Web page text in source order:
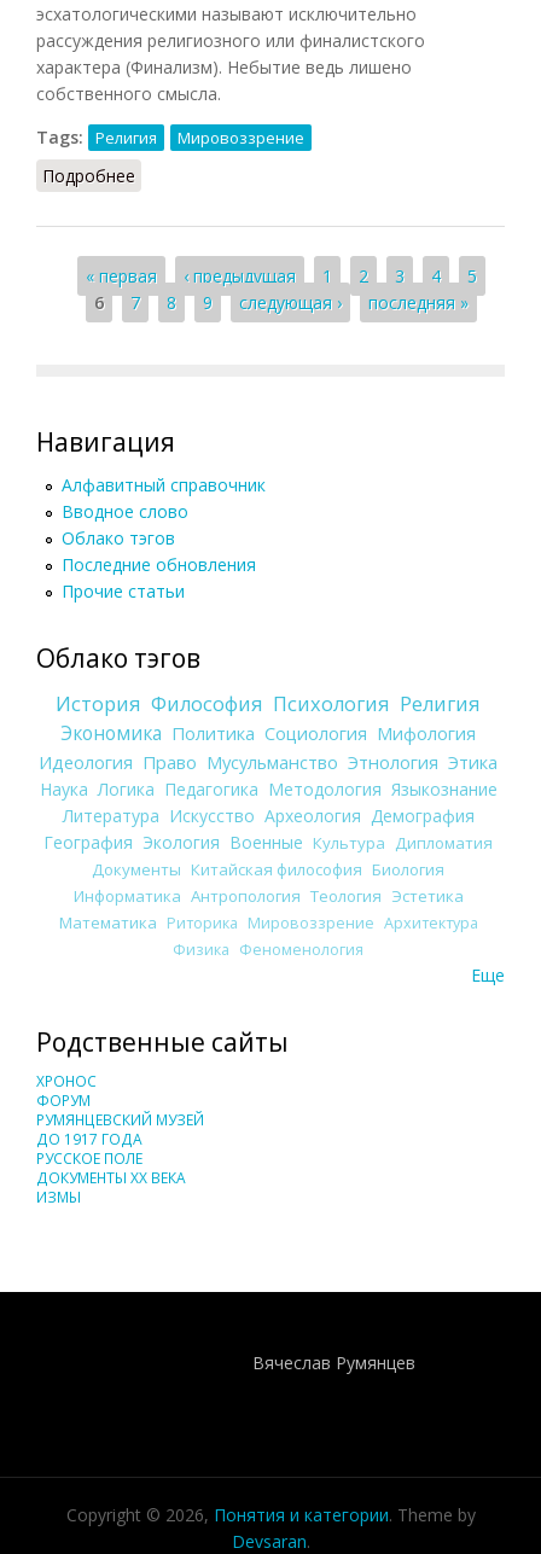
эсхатологическими называют исключительно
рассуждения религиозного или финалистского
характера (Финализм). Небытие ведь лишено
собственного смысла.
Tags:
Религия Мировоззрение
Подробнее
Страницы
« первая ‹ предыдущая 1 2 3 4
5
6
7 8 9 следующая › последняя »
Навигация
Алфавитный справочник
Вводное слово
Облако тэгов
Последние обновления
Прочие статьи
Облако тэгов
История Философия Психология Религия
Экономика Политика Социология Мифология
Идеология Право Мусульманство Этнология Этика
Наука Логика Педагогика Методология Языкознание
Литература Искусство Археология Демография
География Экология Военные Культура
Дипломатия
Документы Китайская философия Биология
Информатика Антропология Теология Эстетика
Математика Риторика Мировоззрение Архитектура
Физика Феноменология
Еще
Родственные сайты
ХРОНОС
ФОРУМ
РУМЯНЦЕВСКИЙ МУЗЕЙ
ДО 1917 ГОДА
РУССКОЕ ПОЛЕ
ДОКУМЕНТЫ XX ВЕКА
ИЗМЫ
Вячеслав Румянцев
Copyright © 2026, Понятия и категории. Theme by
Devsaran.